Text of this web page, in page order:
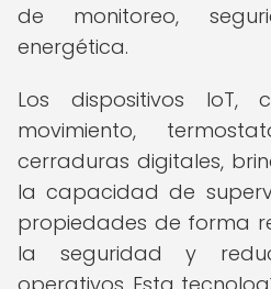
de monitoreo,
energética.
Los dispositivos IoT,
movimiento,
cerraduras digitales,
la capacidad de
propiedades de forma
la seguridad y